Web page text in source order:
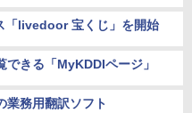
「livedoor 宝くじ」を開始
きる「MyKDDIページ」
業務用翻訳ソフト